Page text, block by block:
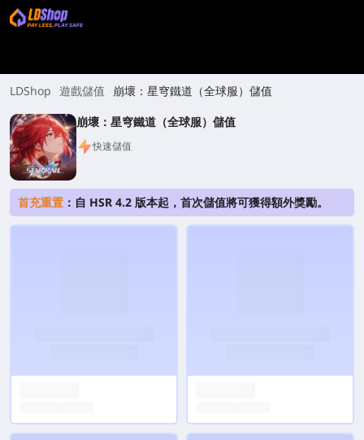
LDShop 遊戲儲值
崩壞：星穹鐵道（全球服）儲值
崩壞：星穹鐵道（全球服）儲值
快速儲值
首充重置 ：自 HSR 4.2 版本起，首次儲值將可獲得額外獎勵。